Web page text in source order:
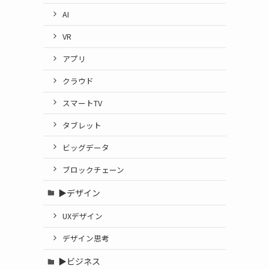
AI
VR
アプリ
クラウド
スマートTV
タブレット
ビッグデータ
ブロックチェーン
▶デザイン
UXデザイン
デザイン思考
▶ビジネス